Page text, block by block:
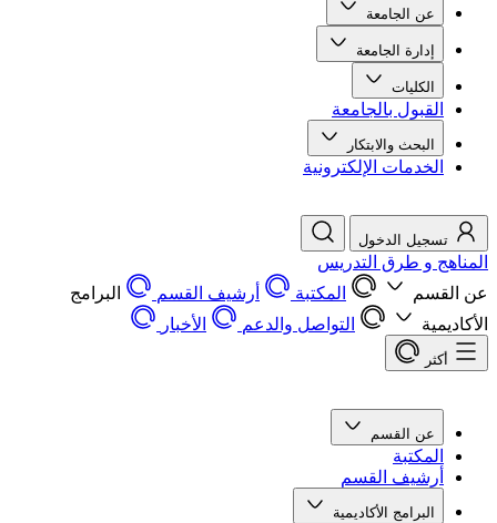
عن الجامعة
إدارة الجامعة
الكليات
القبول بالجامعة
البحث والابتكار
الخدمات الإلكترونية
تسجيل الدخول
المناهج و طرق التدريس
عن القسم
المكتبة أرشيف القسم
البرامج
الأكاديمية
التواصل والدعم الأخبار
أكثر
عن القسم
المكتبة
أرشيف القسم
البرامج الأكاديمية